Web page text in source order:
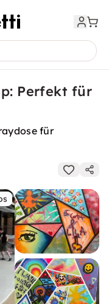
Perfekt für
für